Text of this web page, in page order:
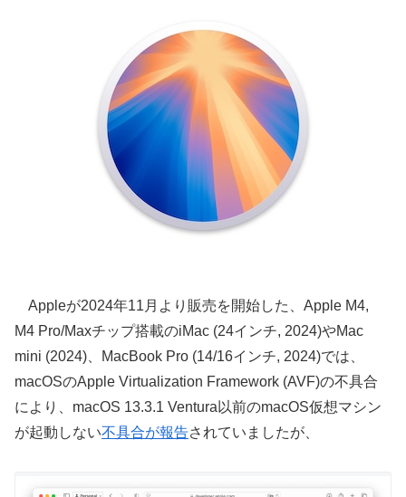
Appleが2024年11月より販売を開始した、Apple M4,
M4 Pro/Maxチップ搭載のiMac (24インチ, 2024)やMac
mini (2024)、MacBook Pro (14/16インチ, 2024)では、
macOSのApple Virtualization Framework (AVF)の不具合
により、macOS 13.3.1 Ventura以前のmacOS仮想マシン
が起動しない不具合が報告されていましたが、